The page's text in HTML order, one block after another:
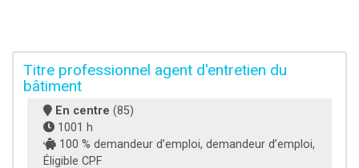
Titre professionnel agent d'entretien du
bâtiment
En centre (85)
1001 h
100 % demandeur d’emploi, demandeur d’emploi,
Éligible CPF